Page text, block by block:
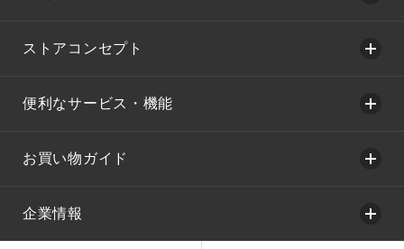
ストアコンセプト
便利なサービス・機能
お買い物ガイド
企業情報